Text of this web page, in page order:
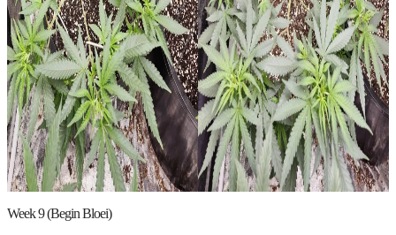
Week 9 (Begin Bloei)